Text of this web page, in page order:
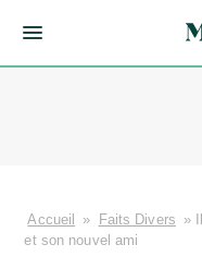
Accueil » Faits Divers »
et son nouvel ami